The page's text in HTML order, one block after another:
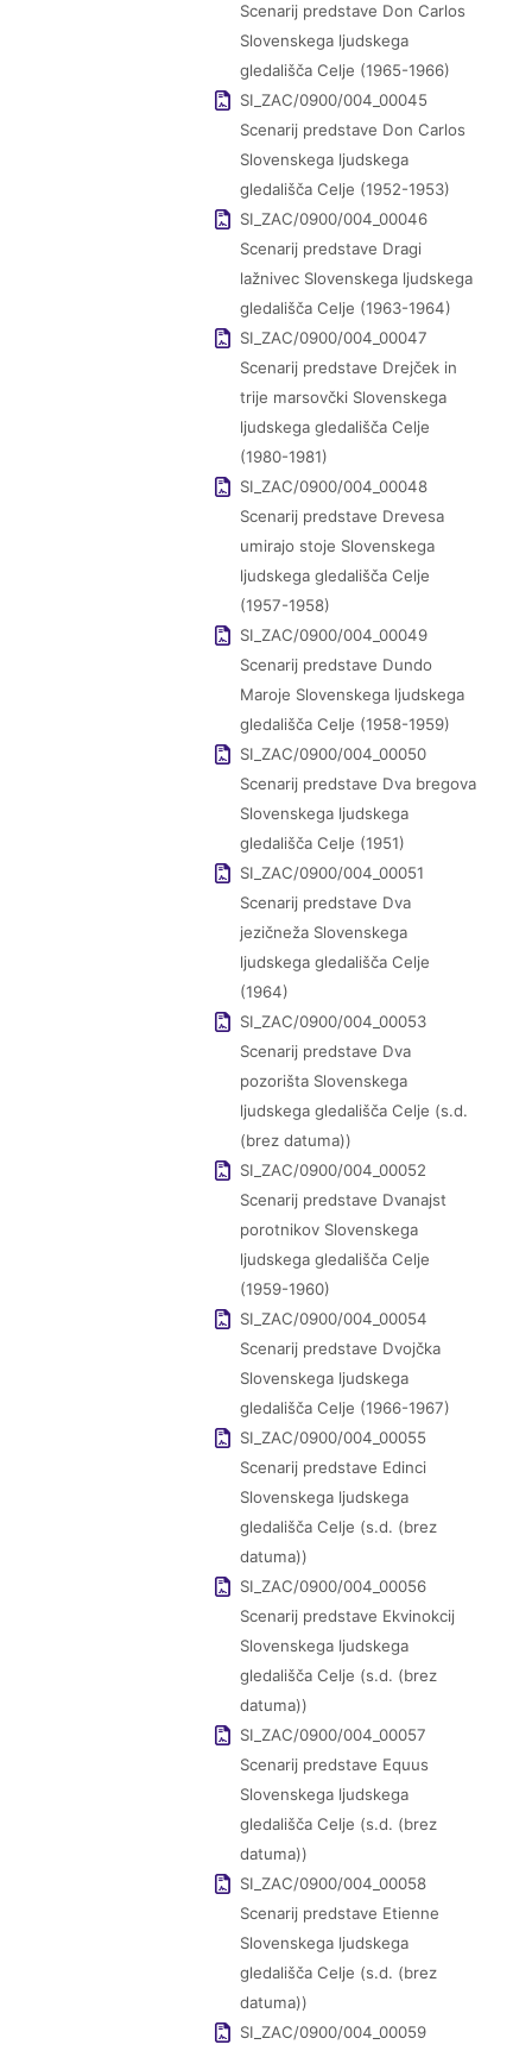
Scenarij predstave Don Carlos
Slovenskega ljudskega
gledališča Celje (1965-1966)
SI_ZAC/0900/004_00045
Scenarij predstave Don Carlos
Slovenskega ljudskega
gledališča Celje (1952-1953)
SI_ZAC/0900/004_00046
Scenarij predstave Dragi
lažnivec Slovenskega ljudskega
gledališča Celje (1963-1964)
SI_ZAC/0900/004_00047
Scenarij predstave Drejček in
trije marsovčki Slovenskega
ljudskega gledališča Celje
(1980-1981)
SI_ZAC/0900/004_00048
Scenarij predstave Drevesa
umirajo stoje Slovenskega
ljudskega gledališča Celje
(1957-1958)
SI_ZAC/0900/004_00049
Scenarij predstave Dundo
Maroje Slovenskega ljudskega
gledališča Celje (1958-1959)
SI_ZAC/0900/004_00050
Scenarij predstave Dva bregova
Slovenskega ljudskega
gledališča Celje (1951)
SI_ZAC/0900/004_00051
Scenarij predstave Dva
jezičneža Slovenskega
ljudskega gledališča Celje
(1964)
SI_ZAC/0900/004_00053
Scenarij predstave Dva
pozorišta Slovenskega
ljudskega gledališča Celje (s.d.
(brez datuma))
SI_ZAC/0900/004_00052
Scenarij predstave Dvanajst
porotnikov Slovenskega
ljudskega gledališča Celje
(1959-1960)
SI_ZAC/0900/004_00054
Scenarij predstave Dvojčka
Slovenskega ljudskega
gledališča Celje (1966-1967)
SI_ZAC/0900/004_00055
Scenarij predstave Edinci
Slovenskega ljudskega
gledališča Celje (s.d. (brez
datuma))
SI_ZAC/0900/004_00056
Scenarij predstave Ekvinokcij
Slovenskega ljudskega
gledališča Celje (s.d. (brez
datuma))
SI_ZAC/0900/004_00057
Scenarij predstave Equus
Slovenskega ljudskega
gledališča Celje (s.d. (brez
datuma))
SI_ZAC/0900/004_00058
Scenarij predstave Etienne
Slovenskega ljudskega
gledališča Celje (s.d. (brez
datuma))
SI_ZAC/0900/004_00059